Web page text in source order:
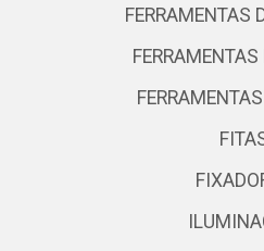
FERRAMENTAS